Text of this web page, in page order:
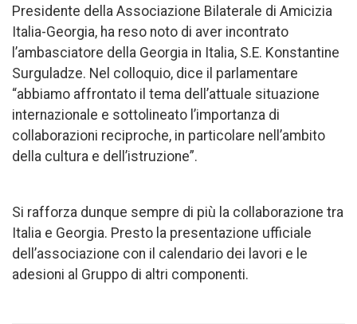
Presidente della Associazione Bilaterale di Amicizia
Italia-Georgia, ha reso noto di aver incontrato
l’ambasciatore della Georgia in Italia, S.E. Konstantine
Surguladze. Nel colloquio, dice il parlamentare
“abbiamo affrontato il tema dell’attuale situazione
internazionale e sottolineato l’importanza di
collaborazioni reciproche, in particolare nell’ambito
della cultura e dell’istruzione”.
Si rafforza dunque sempre di più la collaborazione tra
Italia e Georgia. Presto la presentazione ufficiale
dell’associazione con il calendario dei lavori e le
adesioni al Gruppo di altri componenti.